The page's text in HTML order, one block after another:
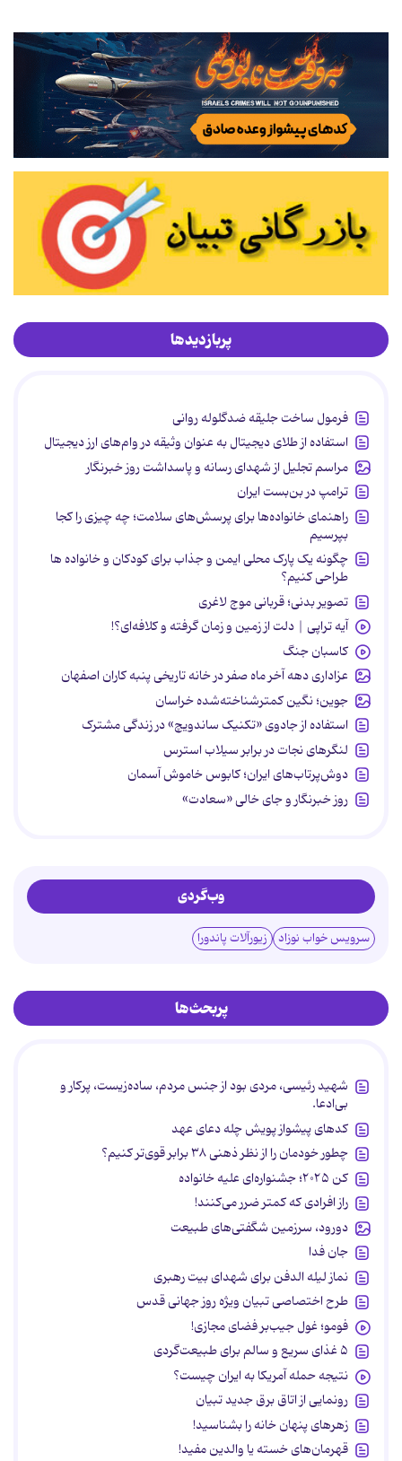
پربازدیدها
فرمول ساخت جلیقه ضدگلوله روانی
استفاده از طلای دیجیتال به عنوان وثیقه در وام‌های ارز دیجیتال
مراسم تجلیل از شهدای رسانه و پاسداشت روز خبرنگار
ترامپ در بن‌بست ایران
راهنمای خانواده‌ها برای پرسش‌های سلامت؛ چه چیزی را کجا
بپرسیم
چگونه یک پارک محلی ایمن و جذاب برای کودکان و خانواده ها
طراحی کنیم؟
تصویر بدنی؛ قربانی موج لاغری
آیه تراپی | دلت از زمین و زمان گرفته و کلافه‌ای؟!
کاسبان جنگ
عزاداری دهه آخر ماه صفر در خانه تاریخی پنبه کاران اصفهان
جوین؛ نگین کمترشناخته‌شده خراسان
استفاده از جادوی «تکنیک ساندویچ» در زندگی مشترک
لنگرهای نجات در برابر سیلاب استرس
دوش‌پرتاب‌های ایران؛ کابوس خاموش آسمان
روز خبرنگار و جای خالی «سعادت»
وب‌گردی
سرویس خواب نوزاد زیورآلات پاندورا
پربحث‌ها
شهید رئیسی، مردی بود از جنس مردم، ساده‌زیست، پرکار و
بی‌ادعا.
کدهای پیشواز پویش چله دعای عهد
چطور خودمان را از نظر ذهنی ۳۸ برابر قوی‌تر کنیم؟
کن ۲۰۲۵؛ جشنواره‌ای علیه خانواده
راز افرادی که کمتر ضرر می‌کنند!
دورود، سرزمین شگفتی‌های طبیعت
جان فدا
نماز لیله الدفن برای شهدای بیت رهبری
طرح اختصاصی تبیان ویژه روز جهانی قدس
فومو؛ غول جیب‌بر فضای مجازی!
۵ غذای سریع و سالم برای طبیعت‌گردی
نتیجه حمله آمریکا به ایران چیست؟
رونمایی از اتاق برق جدید تبیان
زهرهای پنهان خانه را بشناسید!
قهرمان‌های خسته یا والدین مفید!